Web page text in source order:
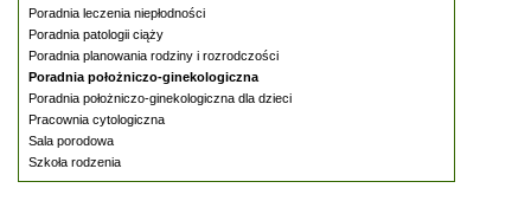
Poradnia leczenia niepłodności
Poradnia patologii ciąży
Poradnia planowania rodziny i rozrodczości
Poradnia położniczo-ginekologiczna
Poradnia położniczo-ginekologiczna dla dzieci
Pracownia cytologiczna
Sala porodowa
Szkoła rodzenia